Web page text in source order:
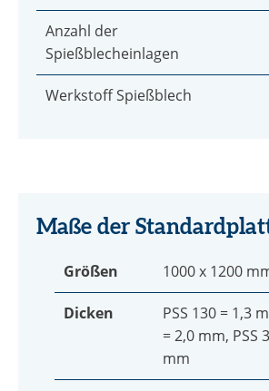
Anzahl der
Spießblecheinlagen
Werkstoff Spießblech
Maße der
Größen 1000 x 1200
Dicken
PSS 130 = 1,3
= 2,0 mm, PSS
mm